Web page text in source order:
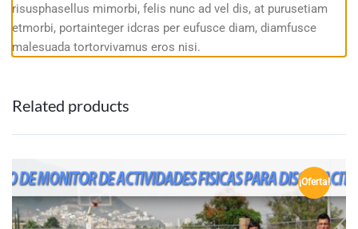
risusphasellus mimorbi, felis nunc ad vel dis, at purusetiam
etmorbi, portainteger idcras per eufusce diam, diamfusce
malesuada tortorvivamus eros nisi.
Related products
¡Oferta!